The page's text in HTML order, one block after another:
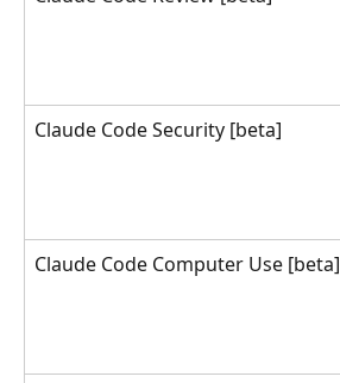
Claude Code Security [beta]
Claude Code Computer Use [beta]